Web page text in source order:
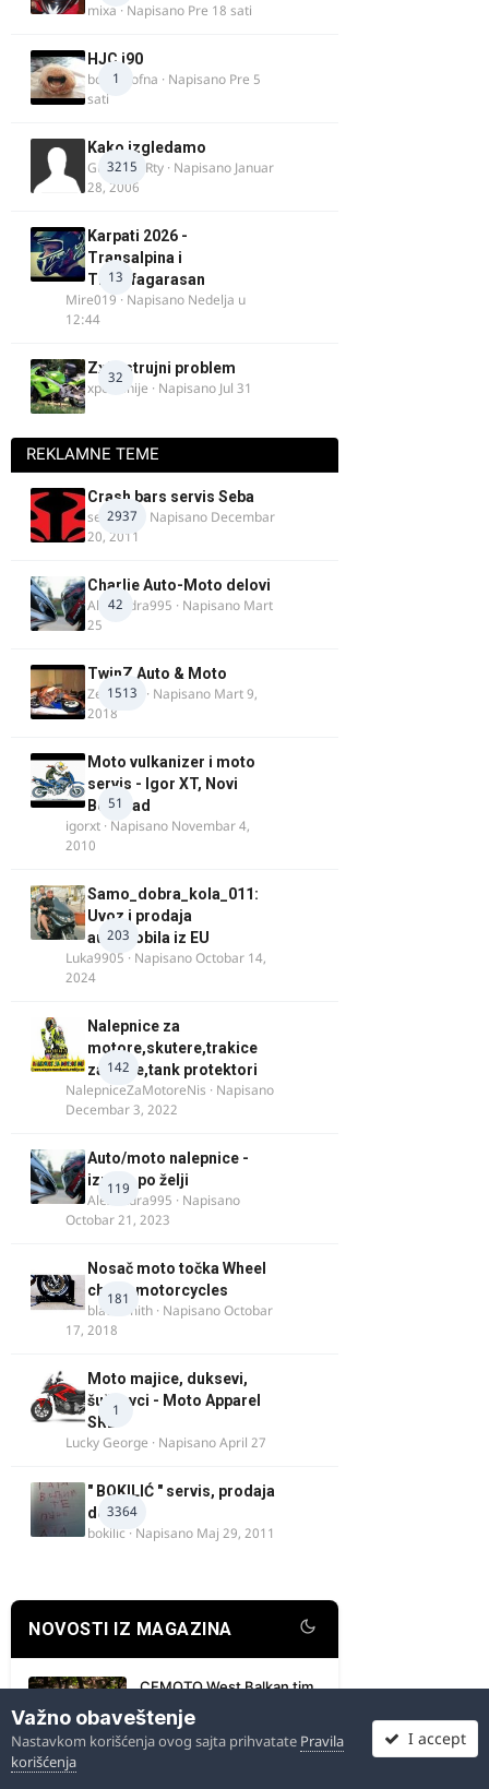
mixa · Napisano Pre 18 sati
1
HJC i90
bobi_krofna · Napisano Pre 5
sati
3215
Kako izgledamo
Guest diRRty · Napisano Januar
28, 2006
13
Karpati 2026 -
Transalpina i
Transfagarasan
Mire019 · Napisano Nedelja u
12:44
32
Zx9r strujni problem
xpetronije · Napisano Jul 31
REKLAMNE TEME
2937
Crash bars servis Seba
seba011 · Napisano Decembar
20, 2011
42
Charlie Auto-Moto delovi
Alexandra995 · Napisano Mart
25
1513
TwinZ Auto & Moto
Zeljkamp · Napisano Mart 9,
2018
51
Moto vulkanizer i moto
servis - Igor XT, Novi
Beograd
igorxt · Napisano Novembar 4,
2010
203
Samo_dobra_kola_011:
Uvoz i prodaja
automobila iz EU
Luka9905 · NapisanoOctobar 14,
2024
142
Nalepnice za
motore,skutere,trakice
za felne,tank protektori
NalepniceZaMotoreNis · Napisano
Decembar 3, 2022
119
Auto/moto nalepnice -
izrada po želji
Alexandra995 · Napisano
Octobar 21, 2023
181
Nosač moto točka Wheel
chock motorcycles
blacksmith · NapisanoOctobar
17, 2018
1
Moto majice, duksevi,
šuškavci - Moto Apparel
SRB
Lucky George · NapisanoApril 27
3364
" BOKILIĆ " servis, prodaja
delova
bokilic · Napisano Maj 29, 2011
NOVOSTI IZ MAGAZINA
CFMOTO West Balkan tim
uspešan na Red Bull
Romaniacs 2026
8/7/2026
Važno obaveštenje
Nastavkom korišćenja ovog sajta prihvatate Pravila
korišćenja
I accept